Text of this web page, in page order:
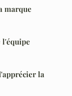
marque
l'équipe
la